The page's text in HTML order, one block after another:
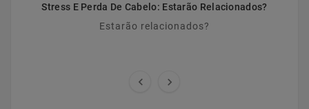
Stress E Perda De Cabelo: Estarão Relacionados?
Estarão relacionados?
 